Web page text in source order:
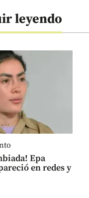
leyendo
Epa
en redes y